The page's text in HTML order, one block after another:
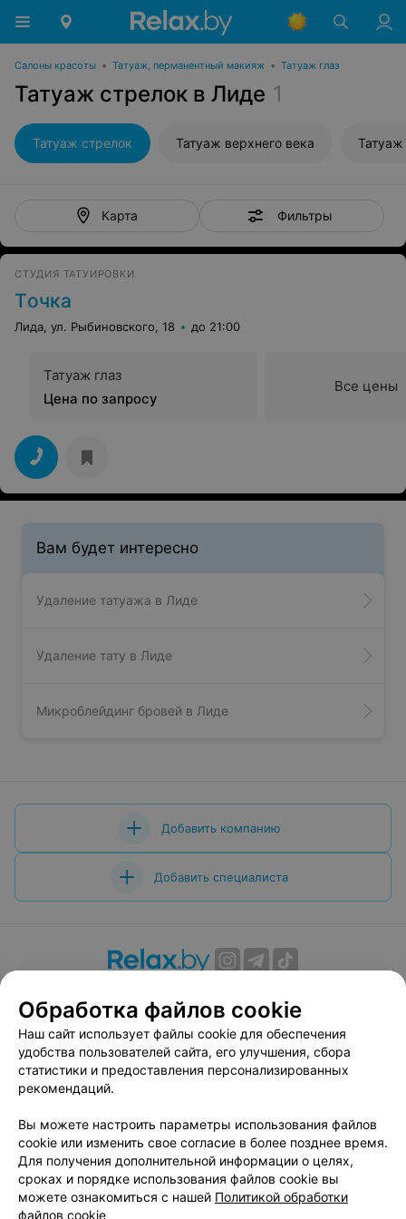
Салоны красоты • Татуаж, перманентный макияж • Татуаж глаз
Татуаж стрелок в Лиде 1
Татуаж стрелок Татуаж верхнего века Татуаж
Карта Фильтры
СТУДИЯ ТАТУИРОВКИ
Tочка
Лида, ул. Рыбиновского, 18 до 21:00
Татуаж глаз
Цена по запросу
Все цены
Вам будет интересно
Удаление татуажа в Лиде
Удаление тату в Лиде
Микроблейдинг бровей в Лиде
Добавить компанию
Добавить специалиста
Вакансии
Публичный договор
Способы оплаты
Публичный договор по использованию сервиса
«Афиша»
Пользовательское соглашение
Связаться по вопросам сотрудничества
Написать руководителю relax.by
Персональные настройки cookie
Обработка персональных данных
Обработка файлов cookie
Наш сайт использует файлы cookie для обеспечения
удобства пользователей сайта, его улучшения, сбора
статистики и предоставления персонализированных
рекомендаций.
Вы можете настроить параметры использования файлов
cookie или изменить свое согласие в более позднее время.
Для получения дополнительной информации о целях,
сроках и порядке использования файлов cookie вы
можете ознакомиться с нашей Политикой обработки
файлов cookie